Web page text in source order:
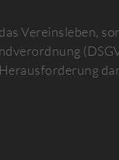
Vereinsleben,